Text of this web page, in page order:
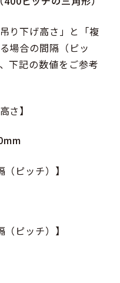
り下げ高さ」と「複
場合の間隔（ピッ
下記の数値をご参考
さ】
ピッチ）】
ピッチ）】